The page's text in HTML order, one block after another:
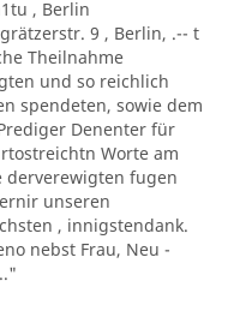
, Berlin
9 , Berlin, .-- t
Theilnahme
und so reichlich
spendeten, sowie dem
Denenter für
Worte am
derverewigten fugen
unseren
, innigstendank.
nebst Frau, Neu -